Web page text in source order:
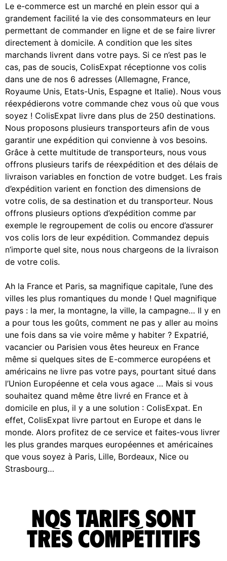
Le e-commerce est un marché en plein essor qui a
grandement facilité la vie des consommateurs en leur
permettant de commander en ligne et de se faire livrer
directement à domicile. A condition que les sites
marchands livrent dans votre pays. Si ce n’est pas le
cas, pas de soucis, ColisExpat réceptionne vos colis
dans une de nos 6 adresses (Allemagne, France,
Royaume Unis, Etats-Unis, Espagne et Italie). Nous vous
réexpédierons votre commande chez vous où que vous
soyez ! ColisExpat livre dans plus de 250 destinations.
Nous proposons plusieurs transporteurs afin de vous
garantir une expédition qui convienne à vos besoins.
Grâce à cette multitude de transporteurs, nous vous
offrons plusieurs tarifs de réexpédition et des délais de
livraison variables en fonction de votre budget. Les frais
d’expédition varient en fonction des dimensions de
votre colis, de sa destination et du transporteur. Nous
offrons plusieurs options d’expédition comme par
exemple le regroupement de colis ou encore d’assurer
vos colis lors de leur expédition. Commandez depuis
n’importe quel site, nous nous chargeons de la livraison
de votre colis.
Ah la France et Paris, sa magnifique capitale, l’une des
villes les plus romantiques du monde ! Quel magnifique
pays : la mer, la montagne, la ville, la campagne… Il y en
a pour tous les goûts, comment ne pas y aller au moins
une fois dans sa vie voire même y habiter ? Expatrié,
vacancier ou Parisien vous êtes heureux en France
même si quelques sites de E-commerce européens et
américains ne livre pas votre pays, pourtant situé dans
l’Union Européenne et cela vous agace … Mais si vous
souhaitez quand même être livré en France et à
domicile en plus, il y a une solution : ColisExpat. En
effet, ColisExpat livre partout en Europe et dans le
monde. Alors profitez de ce service et faites-vous livrer
les plus grandes marques européennes et américaines
que vous soyez à Paris, Lille, Bordeaux, Nice ou
Strasbourg…
Nos tarifs sont
très compétitifs